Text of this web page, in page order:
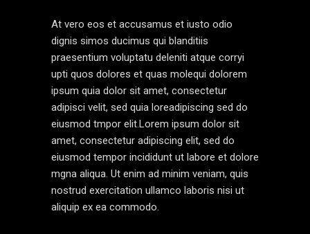
At vero eos et accusamus et iusto odio
dignis simos ducimus qui blanditiis
praesentium voluptatu deleniti atque corryi
upti quos dolores et quas molequi dolorem
ipsum quia dolor sit amet, consectetur
adipisci velit, sed quia loreadipiscing sed do
eiusmod tmpor elit.Lorem ipsum dolor sit
amet, consectetur adipiscing elit, sed do
eiusmod tempor incididunt ut labore et dolore
mgna aliqua. Ut enim ad minim veniam, quis
nostrud exercitation ullamco laboris nisi ut
aliquip ex ea commodo.